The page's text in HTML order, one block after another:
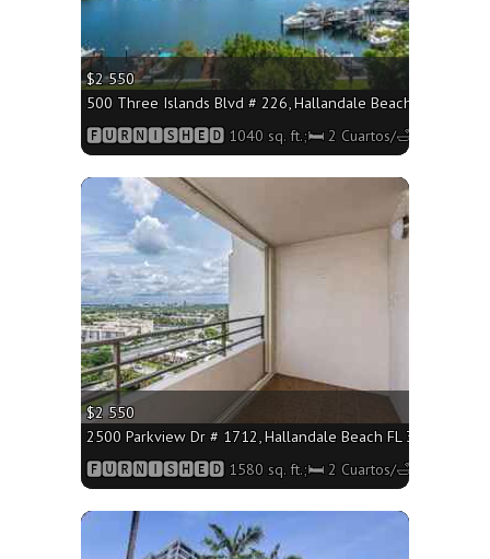
$2 550
500 Three Islands Blvd # 226, Hallandale Beach FL
🅵🆄🆁🅽🅸🆂🅷🅴🅳 1040 sq. ft.;🛏 2 Cuartos/🛁2 Baños
$2 550
2500 Parkview Dr # 1712, Hallandale Beach FL 33009 -
🅵🆄🆁🅽🅸🆂🅷🅴🅳 1580 sq. ft.;🛏 2 Cuartos/🛁2 Baños
More
More